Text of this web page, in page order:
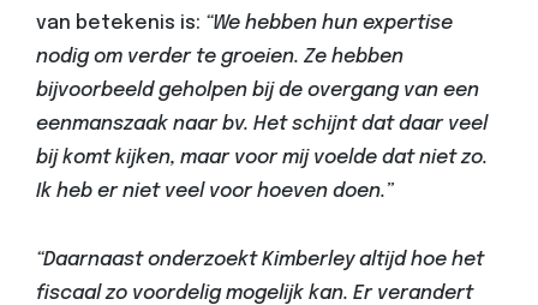
van betekenis is: “We hebben hun expertise
nodig om verder te groeien. Ze hebben
bijvoorbeeld geholpen bij de overgang van een
eenmanszaak naar bv. Het schijnt dat daar veel
bij komt kijken, maar voor mij voelde dat niet zo.
Ik heb er niet veel voor hoeven doen.”
“Daarnaast onderzoekt Kimberley altijd hoe het
fiscaal zo voordelig mogelijk kan. Er verandert